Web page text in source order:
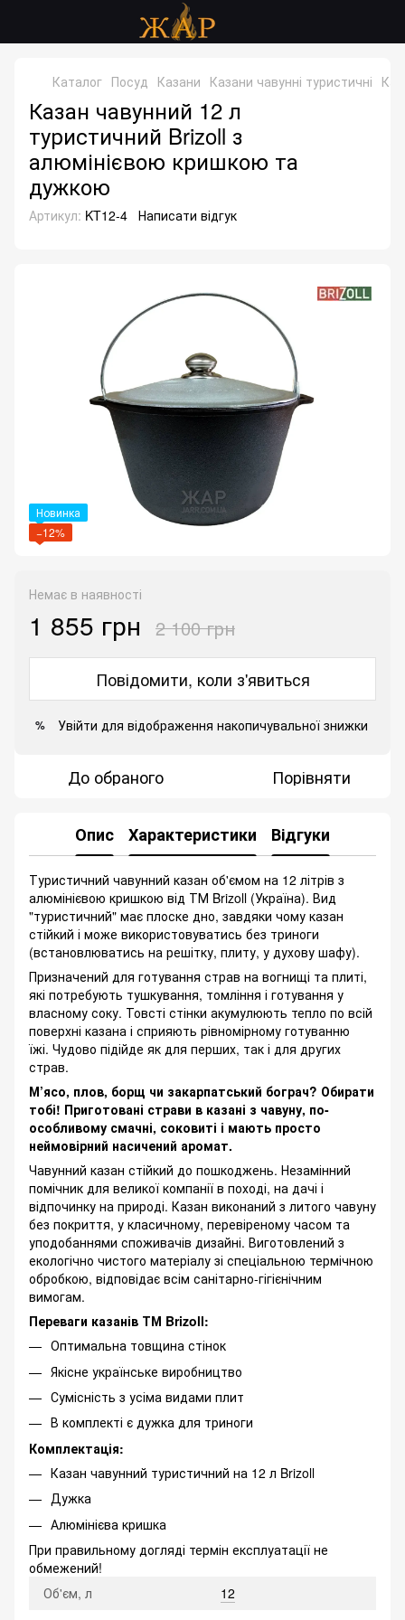
Каталог Посуд Казани Казани чавунні туристичні
Казан чавунний 12 л
туристичний Brizoll з
алюмінієвою кришкою та
дужкою
Артикул: KT12-4 Написати відгук
Новинка
−12%
Немає в наявності
1 855 грн 2 100 грн
Повідомити, коли з'явиться
% Увійти для відображення накопичувальної знижки
До обраного Порівняти
Опис Характеристики Відгуки
Туристичний чавунний казан об'ємом на 12 літрів з
алюмінієвою кришкою від ТМ Brizoll (Україна). Вид
"туристичний" має плоске дно, завдяки чому казан
стійкий і може використовуватись без триноги
(встановлюватись на решітку, плиту, у духову шафу).
Призначений для готування страв на вогнищі та плиті,
які потребують тушкування, томління і готування у
власному соку. Товсті стінки акумулюють тепло по всій
поверхні казана і сприяють рівномірному готуванню
їжі. Чудово підійде як для перших, так і для других
страв.
М’ясо, плов, борщ чи закарпатський бограч? Обирати
тобі! Приготовані страви в казані з чавуну, по-
особливому смачні, соковиті і мають просто
неймовірний насичений аромат.
Чавунний казан стійкий до пошкоджень. Незамінний
помічник для великої компанії в поході, на дачі і
відпочинку на природі. Казан виконаний з литого чавуну
без покриття, у класичному, перевіреному часом та
уподобаннями споживачів дизайні. Виготовлений з
екологічно чистого матеріалу зі спеціальною термічною
обробкою, відповідає всім санітарно-гігієнічним
вимогам.
Переваги казанів ТМ Brizoll:
Оптимальна товщина стінок
Якісне українське виробництво
Сумісність з усіма видами плит
В комплекті є дужка для триноги
Комплектація:
Казан чавунний туристичний на 12 л Brizoll
Дужка
Алюмінієва кришка
При правильному догляді термін експлуатації не
обмежений!
Об'єм, л
12